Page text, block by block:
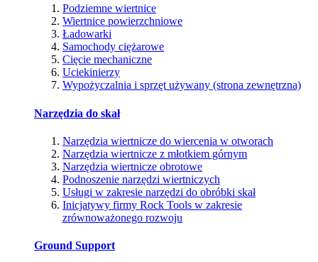
Podziemne wiertnice
Wiertnice powierzchniowe
Ładowarki
Samochody ciężarowe
Cięcie mechaniczne
Uciekinierzy
Wypożyczalnia i sprzęt używany (strona zewnętrzna)
Narzędzia do skał
Narzędzia wiertnicze do wiercenia w otworach
Narzędzia wiertnicze z młotkiem górnym
Narzędzia wiertnicze obrotowe
Podnoszenie narzędzi wiertniczych
Usługi w zakresie narzędzi do obróbki skał
Inicjatywy firmy Rock Tools w zakresie
zrównoważonego rozwoju
Ground Support